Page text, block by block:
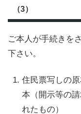
（3）
ご本人が手続きを
下さい。
住民票写しの
本（開示等の
れたもの）